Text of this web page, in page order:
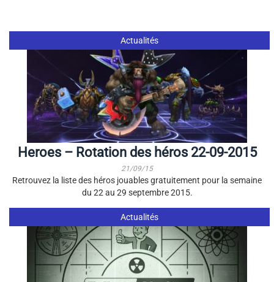
Actualités
Heroes – Rotation des héros 22-09-2015
21/09/15
Retrouvez la liste des héros jouables gratuitement pour la semaine
du 22 au 29 septembre 2015.
Actualités